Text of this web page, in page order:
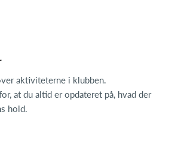
aktiviteterne i klubben.
at du altid er opdateret på, hvad der
hold.